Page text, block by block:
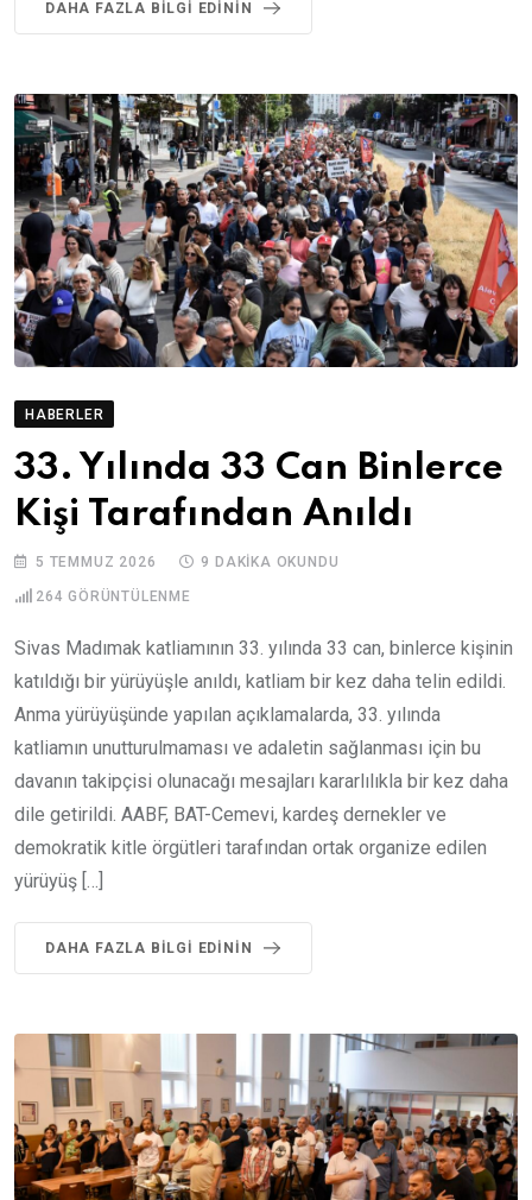
DAHA FAZLA BILGI EDININ
HABERLER
33. Yılında 33 Can Binlerce
Kişi Tarafından Anıldı
5 TEMMUZ 2026 9 DAKIKA OKUNDU
264 GÖRÜNTÜLENME
Sivas Madımak katliamının 33. yılında 33 can, binlerce kişinin
katıldığı bir yürüyüşle anıldı, katliam bir kez daha telin edildi.
Anma yürüyüşünde yapılan açıklamalarda, 33. yılında
katliamın unutturulmaması ve adaletin sağlanması için bu
davanın takipçisi olunacağı mesajları kararlılıkla bir kez daha
dile getirildi. AABF, BAT-Cemevi, kardeş dernekler ve
demokratik kitle örgütleri tarafından ortak organize edilen
yürüyüş […]
DAHA FAZLA BILGI EDININ